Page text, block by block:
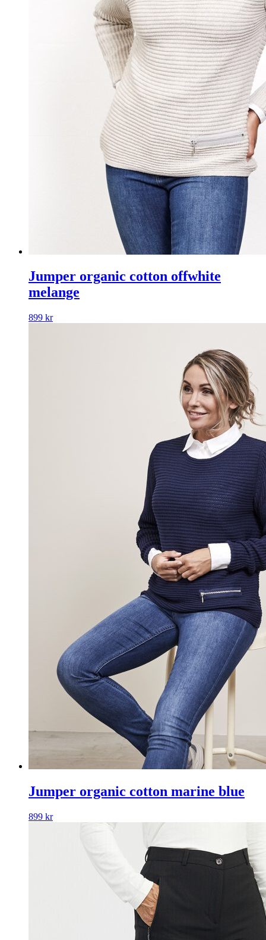
Jumper organic cotton offwhite
melange
899 kr
Jumper organic cotton marine blue
899 kr